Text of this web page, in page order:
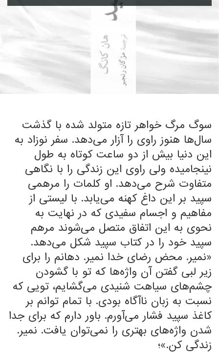
سوگ مرگ خواهر تازه متولد شده با گذشت
سال‌ها هنوز راوی را آزار می‌دهد. سفر نوزاد به
این دنیا بیش از دو ساعت کوتاه به طول
نینجامیده ولی راوی این زندگی را با نگاهی
متفاوت شرح می‌دهد. او کلمات را مرهمی
سپید بر این داغ کهنه می‌یابد. با لیستی از
مفاهیم و اجسام سفیدی که در نهایت به
نحوی به این اتفاق متصل می‌شوند مرهم
سپید خود را در کتاب سپید شکل می‌دهد.
«نمیر. محض رضای خدا نمیر. دهانم را برای
زیر لبی گفتن آن واژه‌ها که تو با گشودن
چشم‌های سیاهت شنیدی می‌گشایم، تویی که
نسبت به زبان ناآگاه بودی. با تمام توانم بر
کاغذ سپید فشار می‌آورم. باور دارم که برای جدا
شدن واژه‌های بهتری را نمی‌توان یافت. نمیر.
زندگی کن.»؛